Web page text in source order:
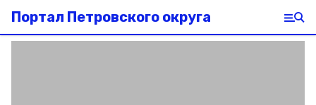
Портал Петровского округа